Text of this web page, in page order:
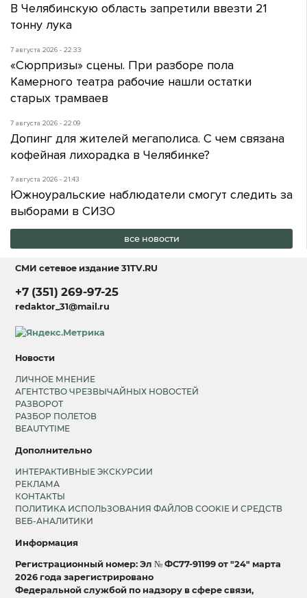
В Челябинскую область запретили ввезти 21
тонну лука
7 августа 2026 - 22:33
«Сюрпризы» сцены. При разборе пола
Камерного театра рабочие нашли остатки
старых трамваев
7 августа 2026 - 22:09
Допинг для жителей мегаполиса. С чем связана
кофейная лихорадка в Челябинке?
7 августа 2026 - 21:43
Южноуральские наблюдатели смогут следить за
выборами в СИЗО
все новости
СМИ сетевое издание31TV.RU
+7 (351) 269-97-25
redaktor_31@mail.ru
Новости
ЛИЧНОЕ МНЕНИЕ
АГЕНТСТВО ЧРЕЗВЫЧАЙНЫХ НОВОСТЕЙ
РАЗВОРОТ
РАЗБОР ПОЛЕТОВ
BEAUTYTIME
Дополнительно
ИНТЕРАКТИВНЫЕ ЭКСКУРСИИ
РЕКЛАМА
КОНТАКТЫ
ПОЛИТИКА ИСПОЛЬЗОВАНИЯ ФАЙЛОВ COOKIE И СРЕДСТВ
ВЕБ-АНАЛИТИКИ
Информация
Регистрационный номер: Эл № ФС77-91199 от "24" марта
2026 года зарегистрировано
Федеральной службой по надзору в сфере связи,